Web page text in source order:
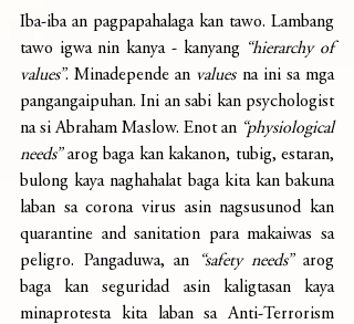
Iba-iba an pagpapahalaga kan tawo. Lambang
tawo igwa nin kanya - kanyang “hierarchy of
values”. Minadepende an values na ini sa mga
pangangaipuhan. Ini an sabi kan psychologist
na si Abraham Maslow. Enot an “physiological
needs” arog baga kan kakanon, tubig, estaran,
bulong kaya naghahalat baga kita kan bakuna
laban sa corona virus asin nagsusunod kan
quarantine and sanitation para makaiwas sa
peligro. Pangaduwa, an
“safety needs” arog
baga kan seguridad asin kaligtasan kaya
minaprotesta kita laban sa Anti-Terrorism